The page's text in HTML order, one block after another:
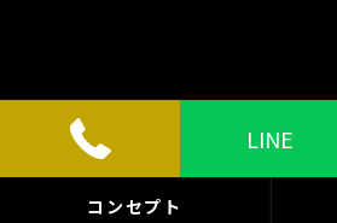
LINE
コンセプト